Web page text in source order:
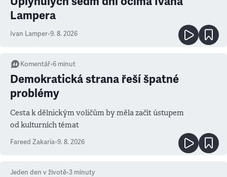
Lampera
Ivan Lamper•9. 8. 2026
Komentář•6 minut
Demokratická strana řeší špatné
problémy
Cesta k dělnickým voličům by měla začít ústupem
od kulturních témat
Fareed Zakaria•9. 8. 2026
Jeden den v životě•3 minuty